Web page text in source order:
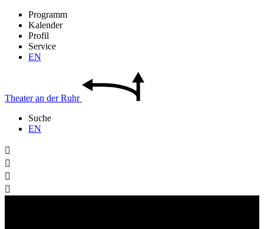
Programm
Kalender
Profil
Service
EN
Theateran derRuhr
Suche
EN



